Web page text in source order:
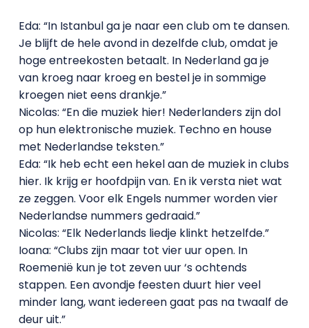
Eda: “In Istanbul ga je naar een club om te dansen.
Je blijft de hele avond in dezelfde club, omdat je
hoge entreekosten betaalt. In Nederland ga je
van kroeg naar kroeg en bestel je in sommige
kroegen niet eens drankje.”
Nicolas: “En die muziek hier! Nederlanders zijn dol
op hun elektronische muziek. Techno en house
met Nederlandse teksten.”
Eda: “Ik heb echt een hekel aan de muziek in clubs
hier. Ik krijg er hoofdpijn van. En ik versta niet wat
ze zeggen. Voor elk Engels nummer worden vier
Nederlandse nummers gedraaid.”
Nicolas: “Elk Nederlands liedje klinkt hetzelfde.”
Ioana: “Clubs zijn maar tot vier uur open. In
Roemenië kun je tot zeven uur ‘s ochtends
stappen. Een avondje feesten duurt hier veel
minder lang, want iedereen gaat pas na twaalf de
deur uit.”